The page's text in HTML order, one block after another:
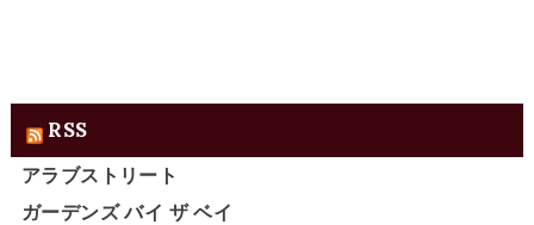
RSS
アラブストリート
ガーデンズ バイ ザ ベイ